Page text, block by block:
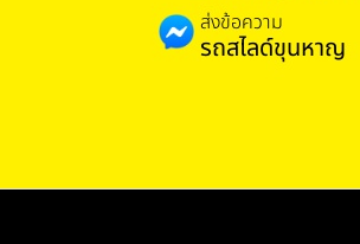
ส่งข้อความ
รถสไลด์ขุนหาญ